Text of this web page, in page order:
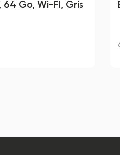
64 Go, Wi-FI, Gris